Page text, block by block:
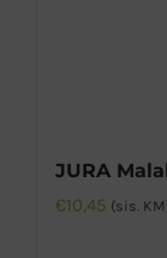
JURA
€10,45 (sis.